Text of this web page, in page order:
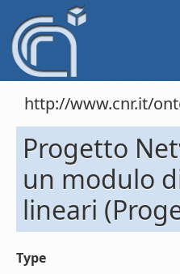
http://www.cnr.it/
Progetto
un modulo
lineari
Type